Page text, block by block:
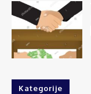
Kategorije